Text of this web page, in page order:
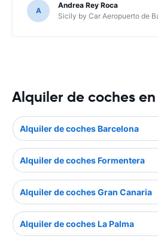
A
Andrea Rey Roca
Sicily by Car Aeropuerto de
Alquiler de coches
Alquiler de coches Barcelona
Alquiler de coches Formentera
Alquiler de coches Gran Canaria
Alquiler de coches La Palma